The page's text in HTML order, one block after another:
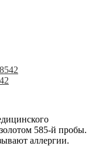
585-й пробы.
аллергии.